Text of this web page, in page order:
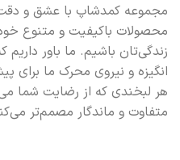
مجموعه کمدشاپ با عشق و دقت
محصولات باکیفیت و متنوع
زندگی‌تان باشیم. ما باور داریم
انگیزه و نیروی محرک ما برای
هر لبخندی که از رضایت شما
متفاوت و ماندگار مصمم‌تر